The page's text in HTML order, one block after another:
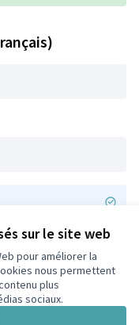
sur le site web
pour améliorer la
nous permettent
plus
sociaux.